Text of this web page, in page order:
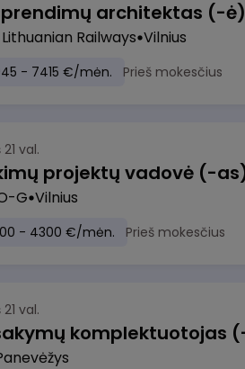
architektas (-ė)
Railways Vilnius
- 7415 €/mėn. Prieš mokesčius
val.
projektų vadovė (-
G Vilnius
- 4300 €/mėn. Prieš mokesčius
val.